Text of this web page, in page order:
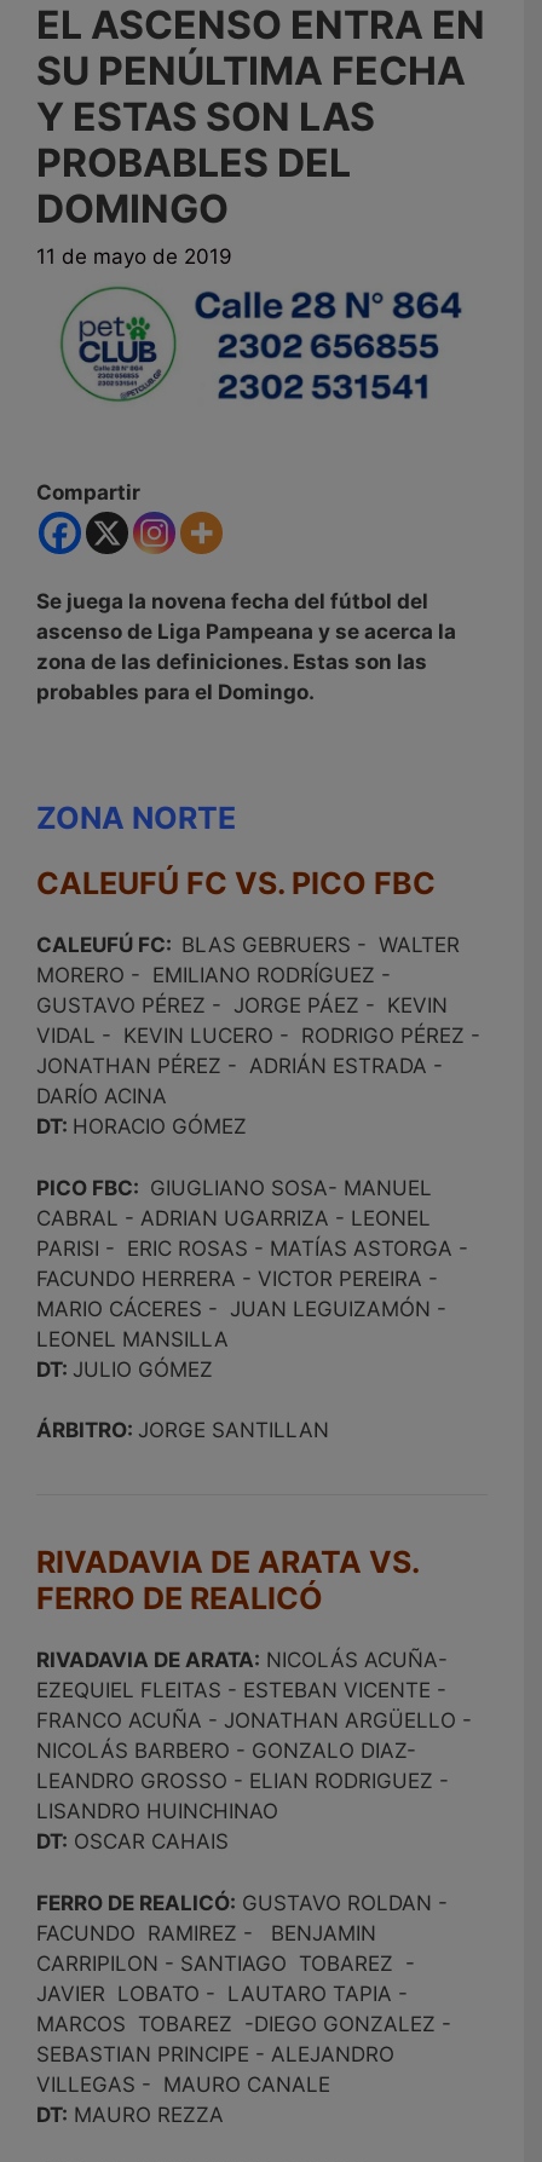
EL ASCENSO ENTRA EN
SU PENÚLTIMA FECHA
Y ESTAS SON LAS
PROBABLES DEL
DOMINGO
11 de mayo de 2019
Compartir
Se juega la novena fecha del fútbol del
ascenso de Liga Pampeana y se acerca la
zona de las definiciones. Estas son las
probables para el Domingo.
ZONA NORTE
CALEUFÚ FC VS. PICO FBC
CALEUFÚ FC: BLAS GEBRUERS - WALTER
MORERO - EMILIANO RODRÍGUEZ -
GUSTAVO PÉREZ - JORGE PÁEZ - KEVIN
VIDAL - KEVIN LUCERO - RODRIGO PÉREZ -
JONATHAN PÉREZ - ADRIÁN ESTRADA -
DARÍO ACINA
DT: HORACIO GÓMEZ
PICO FBC: GIUGLIANO SOSA- MANUEL
CABRAL - ADRIAN UGARRIZA - LEONEL
PARISI - ERIC ROSAS - MATÍAS ASTORGA -
FACUNDO HERRERA - VICTOR PEREIRA -
MARIO CÁCERES - JUAN LEGUIZAMÓN -
LEONEL MANSILLA
DT: JULIO GÓMEZ
ÁRBITRO: JORGE SANTILLAN
RIVADAVIA DE ARATA VS.
FERRO DE REALICÓ
RIVADAVIA DE ARATA: NICOLÁS ACUÑA-
EZEQUIEL FLEITAS - ESTEBAN VICENTE -
FRANCO ACUÑA - JONATHAN ARGÜELLO -
NICOLÁS BARBERO - GONZALO DIAZ-
LEANDRO GROSSO - ELIAN RODRIGUEZ -
LISANDRO HUINCHINAO
DT: OSCAR CAHAIS
FERRO DE REALICÓ: GUSTAVO ROLDAN -
FACUNDO RAMIREZ - BENJAMIN
CARRIPILON - SANTIAGO TOBAREZ -
JAVIER LOBATO - LAUTARO TAPIA -
MARCOS TOBAREZ -DIEGO GONZALEZ -
SEBASTIAN PRINCIPE - ALEJANDRO
VILLEGAS - MAURO CANALE
DT: MAURO REZZA